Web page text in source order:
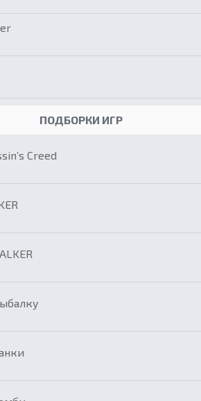
ПОДБОРКИ ИГР
Creed